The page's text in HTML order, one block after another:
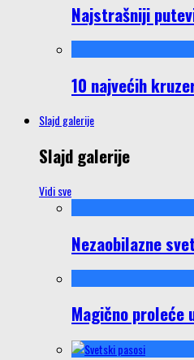
Najstrašniji
10 najvećih
Slajd galerije
Slajd galerije
Vidi sve
Nezaobilazne
Magično proleće